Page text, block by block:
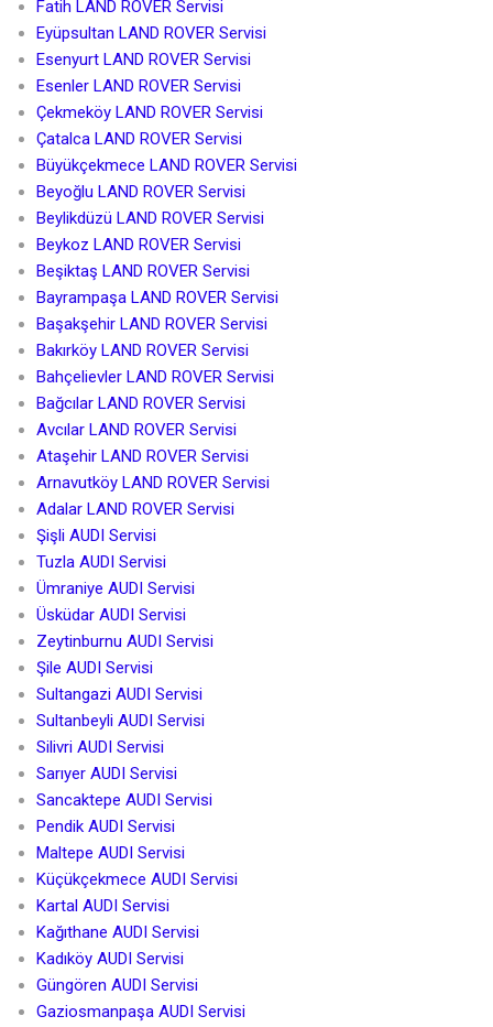
Fatih LAND ROVER Servisi
Eyüpsultan LAND ROVER Servisi
Esenyurt LAND ROVER Servisi
Esenler LAND ROVER Servisi
Çekmeköy LAND ROVER Servisi
Çatalca LAND ROVER Servisi
Büyükçekmece LAND ROVER Servisi
Beyoğlu LAND ROVER Servisi
Beylikdüzü LAND ROVER Servisi
Beykoz LAND ROVER Servisi
Beşiktaş LAND ROVER Servisi
Bayrampaşa LAND ROVER Servisi
Başakşehir LAND ROVER Servisi
Bakırköy LAND ROVER Servisi
Bahçelievler LAND ROVER Servisi
Bağcılar LAND ROVER Servisi
Avcılar LAND ROVER Servisi
Ataşehir LAND ROVER Servisi
Arnavutköy LAND ROVER Servisi
Adalar LAND ROVER Servisi
Şişli AUDI Servisi
Tuzla AUDI Servisi
Ümraniye AUDI Servisi
Üsküdar AUDI Servisi
Zeytinburnu AUDI Servisi
Şile AUDI Servisi
Sultangazi AUDI Servisi
Sultanbeyli AUDI Servisi
Silivri AUDI Servisi
Sarıyer AUDI Servisi
Sancaktepe AUDI Servisi
Pendik AUDI Servisi
Maltepe AUDI Servisi
Küçükçekmece AUDI Servisi
Kartal AUDI Servisi
Kağıthane AUDI Servisi
Kadıköy AUDI Servisi
Güngören AUDI Servisi
Gaziosmanpaşa AUDI Servisi